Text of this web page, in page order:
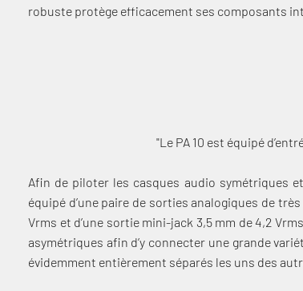
robuste protège efficacement ses composants
"Le PA 10 est équipé
Afin de piloter les casques audio symétriques
équipé d’une paire de sorties analogiques de
Vrms et d’une sortie mini-jack 3,5 mm de 4,2
asymétriques afin d’y connecter une grande
évidemment entièrement séparés les uns des